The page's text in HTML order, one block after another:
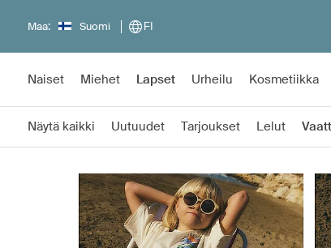
Maa: Suomi FI
Naiset Miehet Lapset Urheilu Kosmetiikka
Näytä kaikki Uutuudet Tarjoukset Lelut